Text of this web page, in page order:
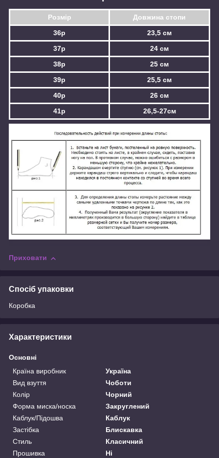
Розмір Довжина стопи
36р
23,5 см
37р
24 см
38р
25 см
39р
25,5 см
40р
26 см
41р
26,5-27см
Приховати
Спосіб упаковки
Коробка
Характеристики
Основні
Країна виробник
Україна
Вид взуття
Чоботи
Колір
Чорний
Форма миска/носка
Закруглений
Каблук/Підошва
Каблук
Застібка
Блискавка
Стиль
Класичний
Прошивка
Ні